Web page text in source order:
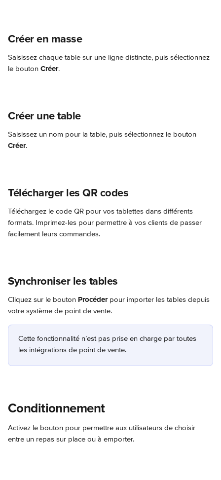
Créer en masse
Saisissez chaque table sur une ligne distincte, puis sélectionnez
le bouton Créer.
Créer une table
Saisissez un nom pour la table, puis sélectionnez le bouton
Créer.
Télécharger les QR codes
Téléchargez le code QR pour vos tablettes dans différents
formats. Imprimez-les pour permettre à vos clients de passer
facilement leurs commandes.
Synchroniser les tables
Cliquez sur le bouton Procéder pour importer les tables depuis
votre système de point de vente.
Cette fonctionnalité n’est pas prise en charge par toutes
les intégrations de point de vente.
Conditionnement
Activez le bouton pour permettre aux utilisateurs de choisir
entre un repas sur place ou à emporter.